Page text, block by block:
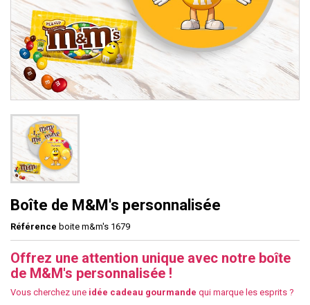
Boîte de M&M's personnalisée
Référence boite m&m's 1679
Offrez une attention unique avec notre boîte
de M&M's personnalisée !
Vous cherchez une idée cadeau gourmande qui marque les esprits ?